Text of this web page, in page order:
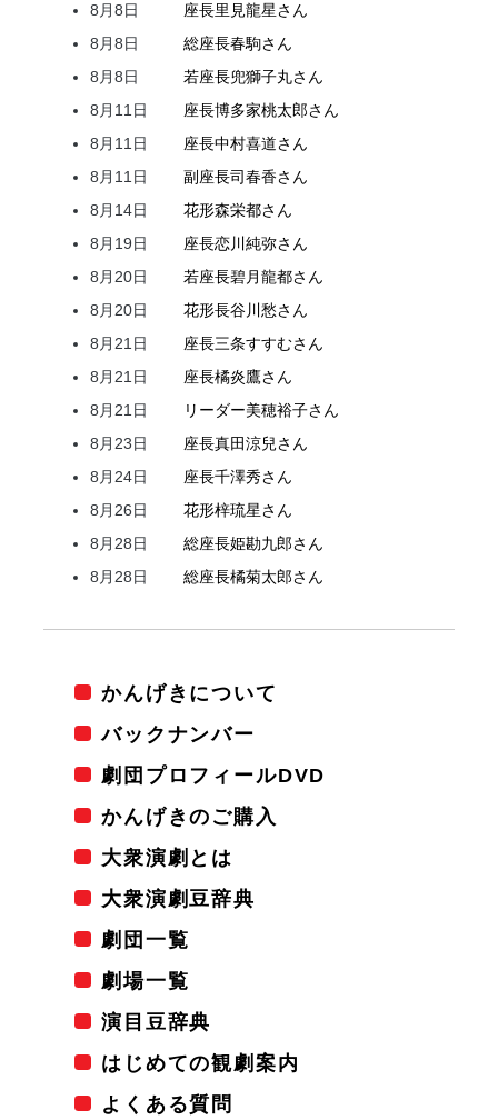
8月8日
座長里見龍星さん
8月8日
総座長春駒さん
8月8日
若座長兜獅子丸さん
8月11日
座長博多家桃太郎さん
8月11日
座長中村喜道さん
8月11日
副座長司春香さん
8月14日
花形森栄都さん
8月19日
座長恋川純弥さん
8月20日
若座長碧月龍都さん
8月20日
花形長谷川愁さん
8月21日
座長三条すすむさん
8月21日
座長橘炎鷹さん
8月21日
リーダー美穂裕子さん
8月23日
座長真田涼兒さん
8月24日
座長千澤秀さん
8月26日
花形梓琉星さん
8月28日
総座長姫勘九郎さん
8月28日
総座長橘菊太郎さん
かんげきについて
バックナンバー
劇団プロフィールDVD
かんげきのご購入
大衆演劇とは
大衆演劇豆辞典
劇団一覧
劇場一覧
演目豆辞典
はじめての観劇案内
よくある質問